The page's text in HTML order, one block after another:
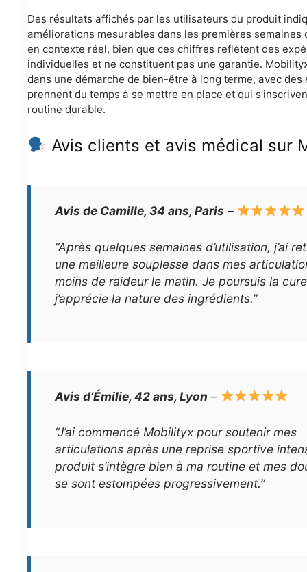
Des résultats affichés par les utilisateurs du produit
améliorations mesurables dans les premières semaines
en contexte réel, bien que ces chiffres reflètent des
individuelles et ne constituent pas une garantie.
dans une démarche de bien-être à long terme, avec des
prennent du temps à se mettre en place et qui
routine durable.
Avis clients et avis médical sur
Avis de Camille, 34 ans, Paris –
“Après quelques semaines d’utilisation, j’ai
une meilleure souplesse dans mes
moins de raideur le matin. Je poursuis la
j’apprécie la nature des ingrédients.”
Avis d’Émilie, 42 ans, Lyon –
“J’ai commencé Mobilityx pour soutenir mes
articulations après une reprise sportive
produit s’intègre bien à ma routine et mes
se sont estompées progressivement.”